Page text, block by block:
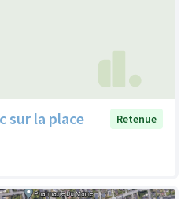
sur la place
Retenue